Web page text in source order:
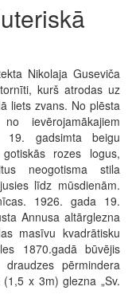
Nikolaja Guseviča
kurš atrodas uz
liets zvans. No plēsta
ievērojamākajiem
19. gadsimta beigu
rozes logus,
neogotisma stila
līdz mūsdienām.
1926. gada 19.
Annusa altārglezna
masīvu kvadrātisku
1870.gadā būvējis
pērmindera
x 3m) glezna „Sv.